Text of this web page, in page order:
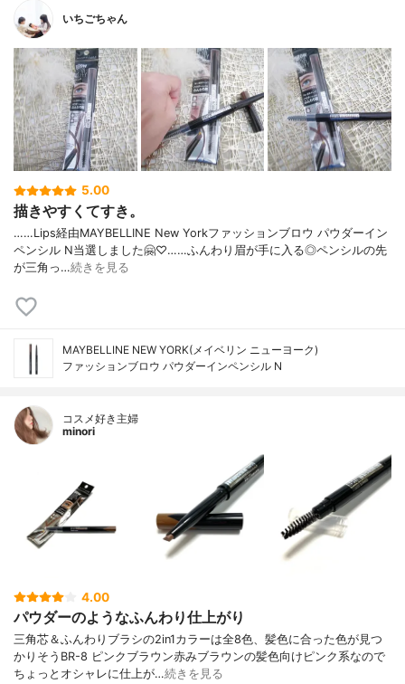
いちごちゃん
5.00
描きやすくてすき。
……Lips経由MAYBELLINE New Yorkファッションブロウ パウダーイン
ペンシル N当選しました🤗♡……ふんわり眉が手に入る◎ペンシルの先
が三角っ…続きを見る
MAYBELLINE NEW YORK(メイベリン ニューヨーク)
ファッションブロウ パウダーイン​ペンシル N
コスメ好き主婦
minori
4.00
パウダーのようなふんわり仕上がり
三角芯＆ふんわりブラシの2in1カラーは全8色、髪色に合った色が見つ
かりそうBR-8 ピンクブラウン赤みブラウンの髪色向けピンク系なので
ちょっとオシャレに仕上が…続きを見る